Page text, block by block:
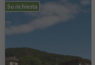
Su richiesta